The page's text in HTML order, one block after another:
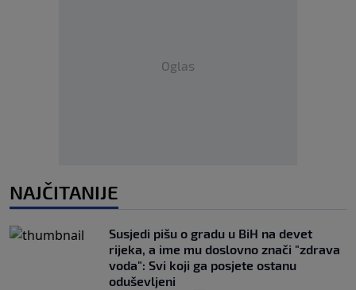
Oglas
NAJČITANIJE
Susjedi pišu o gradu u BiH na devet
rijeka, a ime mu doslovno znači "zdrava
voda": Svi koji ga posjete ostanu
oduševljeni